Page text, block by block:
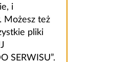
i
Możesz też
pliki
SERWISU”.